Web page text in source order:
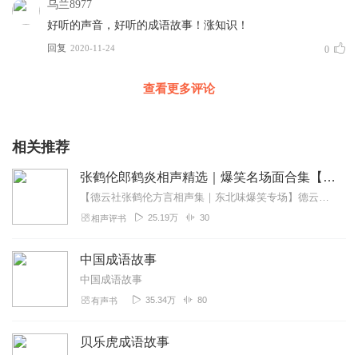
乌兰8977
好听的声音，好听的成语故事！涨知识！
回复 2020-11-24 0
查看更多评论
相关推荐
张鹤伦郎鹤炎相声精选｜爆笑名场面合集【成语接龙+童年故事】
【德云社张鹤伦方言相声集｜东北味爆笑专场】德云社"浪味仙"张鹤伦携搭档郎鹤炎带来原汁原味的东北风情相声盛宴！本专辑精选30段经典演出，既有《扒马褂》《黄鹤楼》...
相声评书 25.19万 30
中国成语故事
中国成语故事
有声书 35.34万 80
贝乐虎成语故事